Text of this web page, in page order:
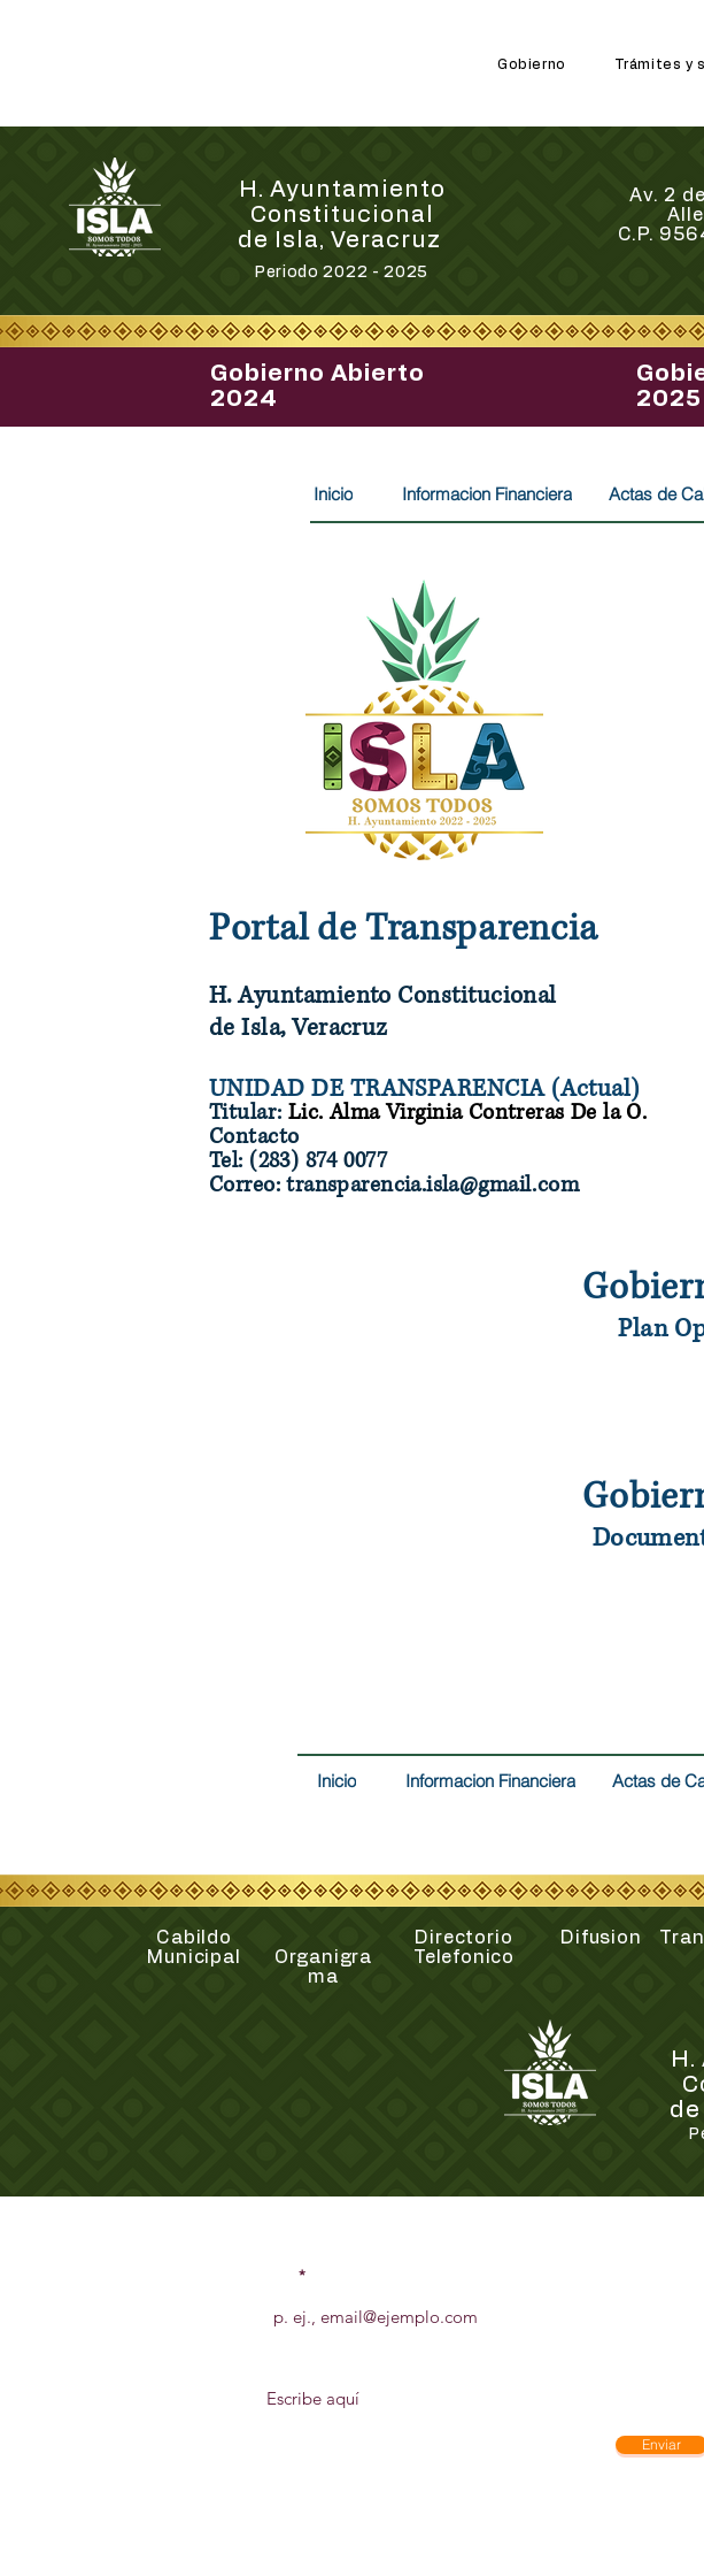
Gobierno Trámites y
H. Ayuntamiento
Constitucional
de Isla, Veracruz
Periodo 2022 - 2025
Av. 2
C.P.
Gobierno Abierto
2024
2025
Inicio Informacion Financiera Actas de
Portal de Transparencia
H. Ayuntamiento Constitucional
de Isla, Veracruz
UNIDAD DE TRANSPARENCIA (Actual)
Titular: Lic. Alma Virginia Contreras De la O.
Contacto
Tel: (283) 874 0077
Correo: transparencia.isla@gmail.com
Plan
Inicio Informacion Financiera Actas de
Cabildo
Municipal
Organigra
ma
Directorio
Telefonico
Difusion
Enviar